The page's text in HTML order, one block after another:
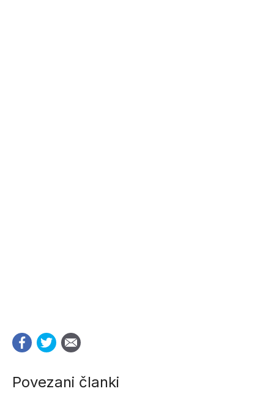
Povezani članki